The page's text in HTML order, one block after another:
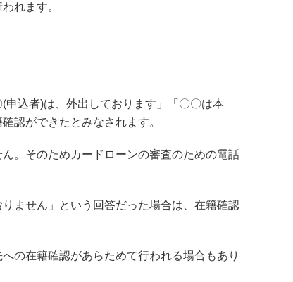
れます。
込者)は、外出しております」「〇〇は本
認ができたとみなされます。
。そのためカードローンの審査のための電話
ません」という回答だった場合は、在籍確認
の在籍確認があらためて行われる場合もあり